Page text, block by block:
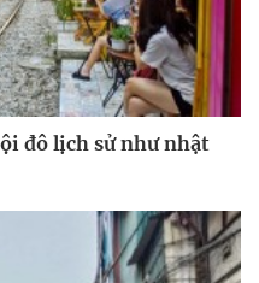
đô lịch sử như nhật